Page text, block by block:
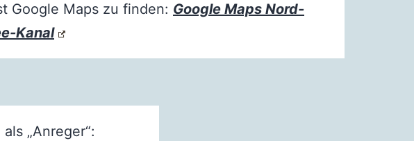
Google Maps zu finden: Google Maps Nord-
Kanal
„Anreger“: